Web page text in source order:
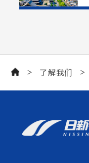
> 了解我们 >